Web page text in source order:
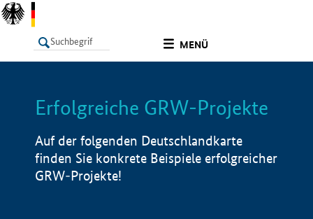
MENÜ
LISTE Info
Erfolgreiche GRW-Projekte
Auf der folgenden Deutschlandkarte
finden Sie konkrete Beispiele erfolgreicher
GRW-Projekte!